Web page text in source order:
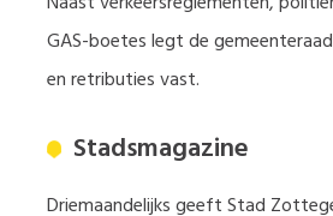
GAS-boetes legt de
en retributies vast.
Stadsmagazine
Driemaandelijks geeft Stad